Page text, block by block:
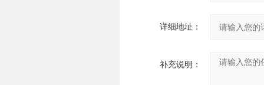
详细地址：
补充说明：